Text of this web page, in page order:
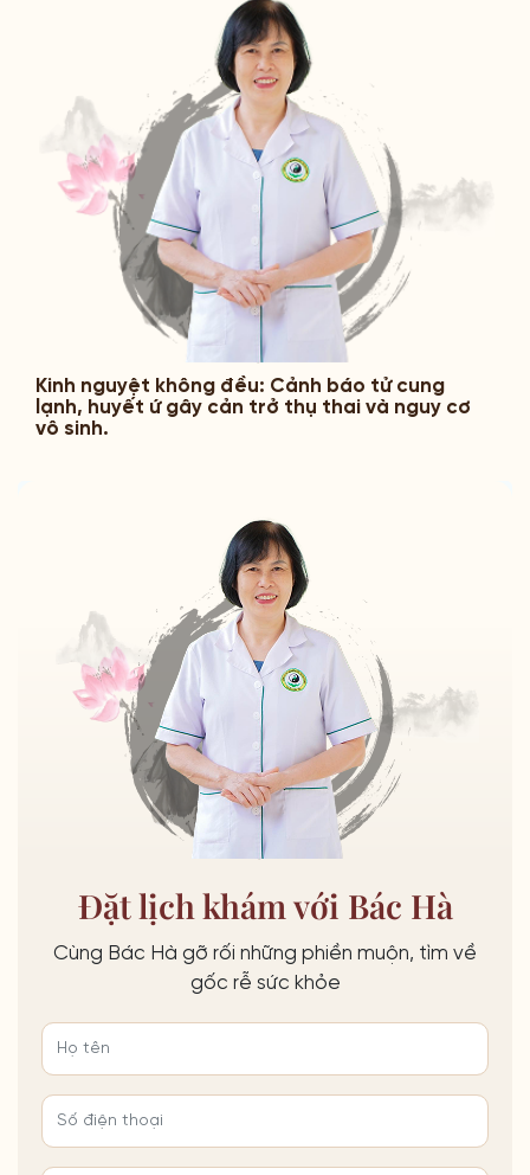
Kinh nguyệt không đều: Cảnh báo tử cung
lạnh, huyết ứ gây cản trở thụ thai và nguy cơ
vô sinh.
Đặt lịch khám với Bác Hà
Cùng Bác Hà gỡ rối những phiền muộn, tìm về
gốc rễ sức khỏe